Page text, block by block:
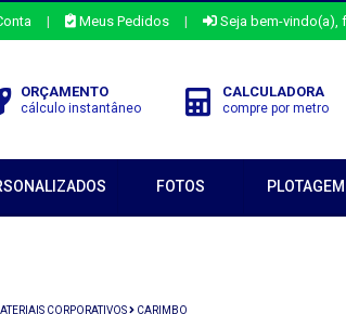
| Meus Pedidos | Seja bem-vindo(a),
ORÇAMENTO
cálculo instantâneo
CALCULADORA
compre por metro
FOTOS PLOTAGEM
CORPORATIVOS CARIMBO